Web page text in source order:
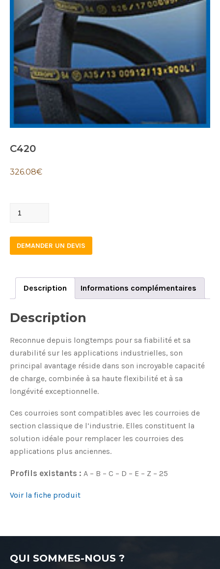
C420
326.08€
C420
DEMANDER UN DEVIS
Description Informations complémentaires
Description
Reconnue depuis longtemps pour sa fiabilité et sa
durabilité sur les applications industrielles, son
principal avantage réside dans son incroyable capacité
de charge, combinée à sa haute flexibilité et à sa
longévité exceptionnelle.
Ces courroies sont compatibles avec les courroies de
section classique de l’industrie. Elles constituent la
solution idéale pour remplacer les courroies des
applications plus anciennes.
Profils existants : A – B – C – D – E – Z – 25
Voir la fiche produit
QUI SOMMES-NOUS ?